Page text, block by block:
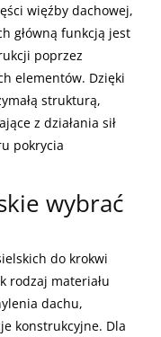
więźby dachowej,
główną funkcją jest
poprzez
elementów. Dzięki
strukturą,
z działania sił
pokrycia
wybrać
do krokwi
rodzaj materiału
dachu,
konstrukcyjne. Dla